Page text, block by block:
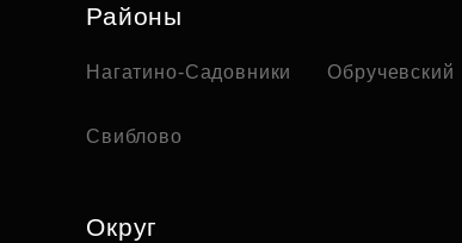
Районы
Нагатино-Садовники Обручевский
Свиблово
Округ